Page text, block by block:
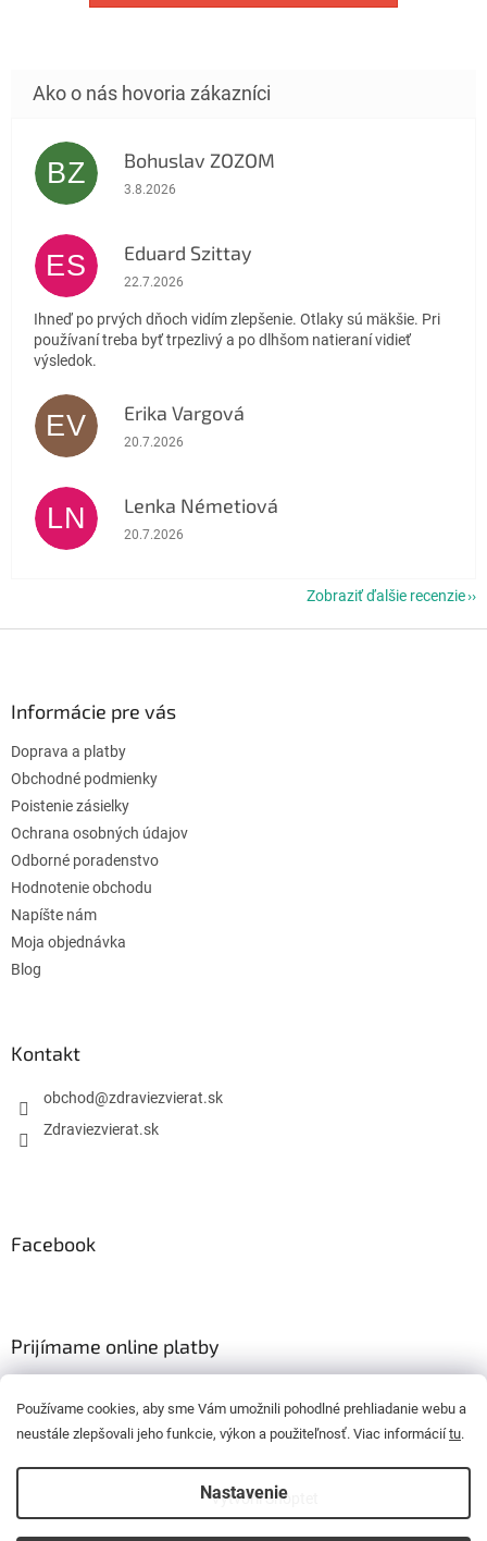
Používame cookies, aby sme Vám umožnili pohodlné prehliadanie webu a
neustále zlepšovali jeho funkcie, výkon a použiteľnosť. Viac informáciítu.
Nastavenie
BZ Bohuslav ZOZOM
Hodnotenie obchodu je 5 z 5 hviezdičiek.
3.8.2026
ES Eduard Szittay
Hodnotenie obchodu je 5 z 5 hviezdičiek.
22.7.2026
Ihneď po prvých dňoch vidím zlepšenie. Otlaky sú mäkšie. Pri
používaní treba byť trpezlivý a po dlhšom natieraní vidieť
výsledok.
EV Erika Vargová
Hodnotenie obchodu je 5 z 5 hviezdičiek.
20.7.2026
LN Lenka Németiová
Hodnotenie obchodu je 5 z 5 hviezdičiek.
20.7.2026
Zobraziť ďalšie recenzie
Informácie pre vás
Doprava a platby
Obchodné podmienky
Poistenie zásielky
Ochrana osobných údajov
Odborné poradenstvo
Hodnotenie obchodu
Napíšte nám
Moja objednávka
Blog
Kontakt
obchod@zdraviezvierat.sk
Zdraviezvierat.sk
Facebook
Prijímame online platby
Vytvoril Shoptet